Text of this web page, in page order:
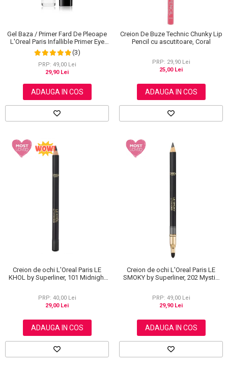
Gel Baza / Primer Fard De Pleoape
L'Oreal Paris Infallible Primer Eye
Shadow Base 100, 3 ml
(3)
PRP: 49,00 Lei
29,90 Lei
ADAUGA IN COS
Creion De Buze Technic Chunky Lip
Pencil cu ascutitoare, Coral
PRP: 29,90 Lei
25,00 Lei
ADAUGA IN COS
Creion de ochi L'Oreal Paris LE
KHOL by Superliner, 101 Midnight
PRP: 40,00 Lei
29,00 Lei
ADAUGA IN COS
Creion de ochi L'Oreal Paris LE
SMOKY by Superliner, 202 Mystic
PRP: 49,00 Lei
29,90 Lei
ADAUGA IN COS